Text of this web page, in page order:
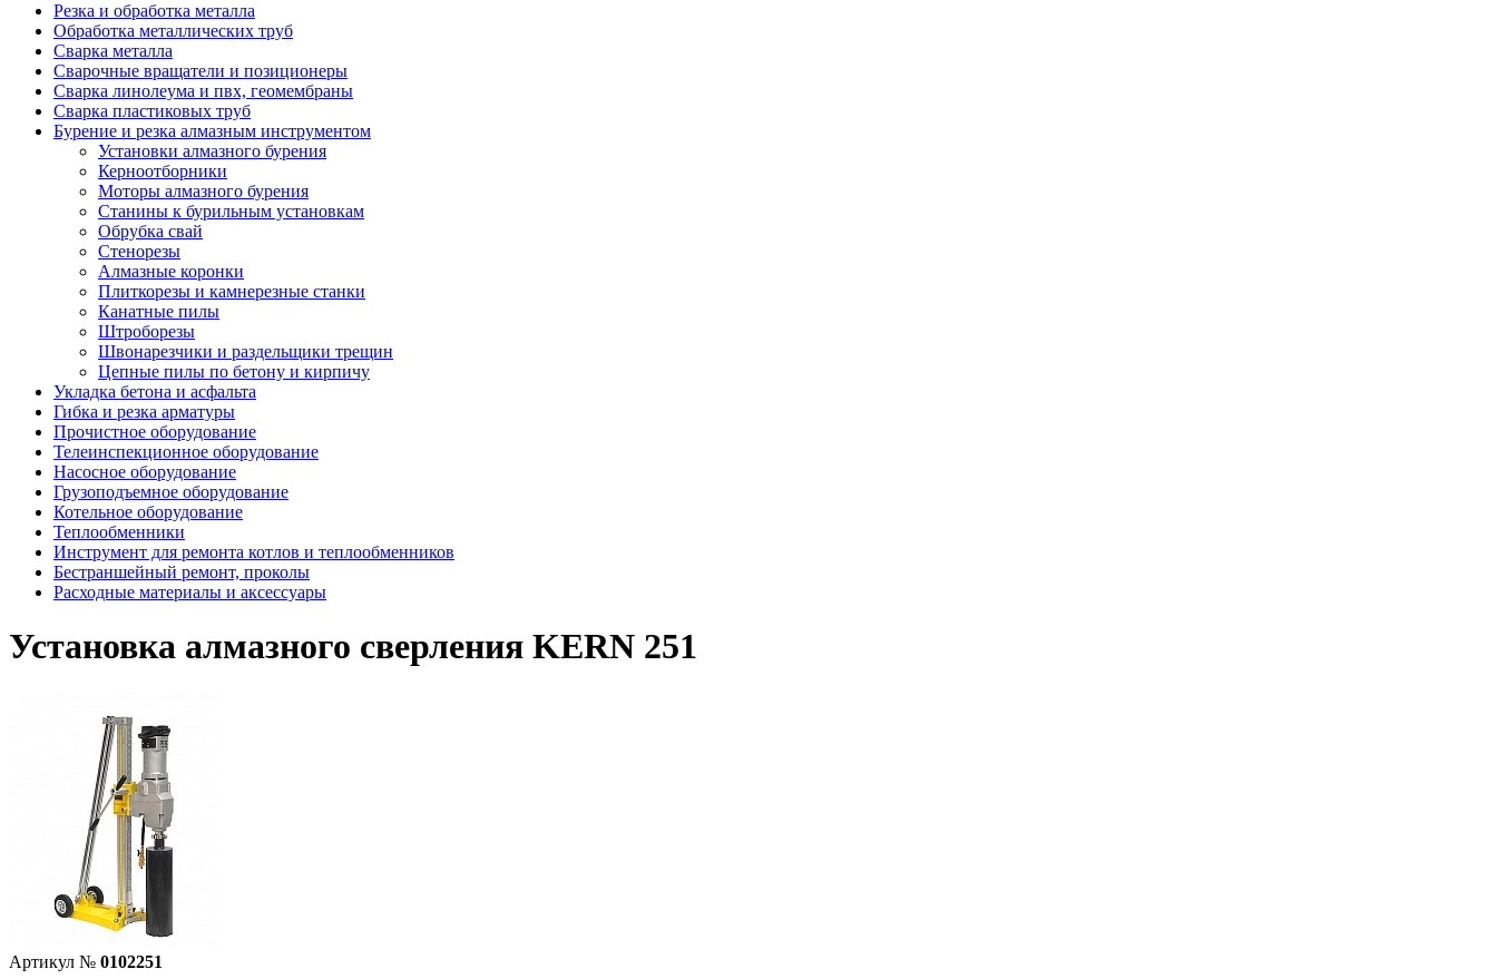
Резка и обработка металла
Обработка металлических труб
Сварка металла
Сварочные вращатели и позиционеры
Сварка линолеума и пвх, геомембраны
Сварка пластиковых труб
Бурение и резка алмазным инструментом
Установки алмазного бурения
Керноотборники
Моторы алмазного бурения
Станины к бурильным установкам
Обрубка свай
Стенорезы
Алмазные коронки
Плиткорезы и камнерезные станки
Канатные пилы
Штроборезы
Швонарезчики и раздельщики трещин
Цепные пилы по бетону и кирпичу
Укладка бетона и асфальта
Гибка и резка арматуры
Прочистное оборудование
Телеинспекционное оборудование
Насосное оборудование
Грузоподъемное оборудование
Котельное оборудование
Теплообменники
Инструмент для ремонта котлов и теплообменников
Бестраншейный ремонт, проколы
Расходные материалы и аксессуары
Установка алмазного сверления KERN 251
Артикул № 0102251